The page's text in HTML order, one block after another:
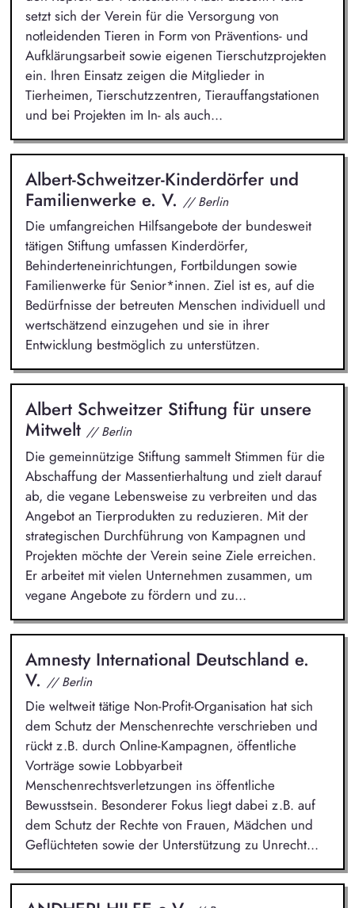
setzt sich der Verein für die Versorgung von
notleidenden Tieren in Form von Präventions- und
Aufklärungsarbeit sowie eigenen Tierschutzprojekten
ein. Ihren Einsatz zeigen die Mitglieder in
Tierheimen, Tierschutzzentren, Tierauffangstationen
und bei Projekten im In- als auch...
Albert-Schweitzer-Kinderdörfer und
Familienwerke e. V. // Berlin
Die umfangreichen Hilfsangebote der bundesweit
tätigen Stiftung umfassen Kinderdörfer,
Behinderteneinrichtungen, Fortbildungen sowie
Familienwerke für Senior*innen. Ziel ist es, auf die
Bedürfnisse der betreuten Menschen individuell und
wertschätzend einzugehen und sie in ihrer
Entwicklung bestmöglich zu unterstützen.
Albert Schweitzer Stiftung für unsere
Mitwelt // Berlin
Die gemeinnützige Stiftung sammelt Stimmen für die
Abschaffung der Massentierhaltung und zielt darauf
ab, die vegane Lebensweise zu verbreiten und das
Angebot an Tierprodukten zu reduzieren. Mit der
strategischen Durchführung von Kampagnen und
Projekten möchte der Verein seine Ziele erreichen.
Er arbeitet mit vielen Unternehmen zusammen, um
vegane Angebote zu fördern und zu...
Amnesty International Deutschland e.
V. // Berlin
Die weltweit tätige Non-Profit-Organisation hat sich
dem Schutz der Menschenrechte verschrieben und
rückt z.B. durch Online-Kampagnen, öffentliche
Vorträge sowie Lobbyarbeit
Menschenrechtsverletzungen ins öffentliche
Bewusstsein. Besonderer Fokus liegt dabei z.B. auf
dem Schutz der Rechte von Frauen, Mädchen und
Geflüchteten sowie der Unterstützung zu Unrecht...